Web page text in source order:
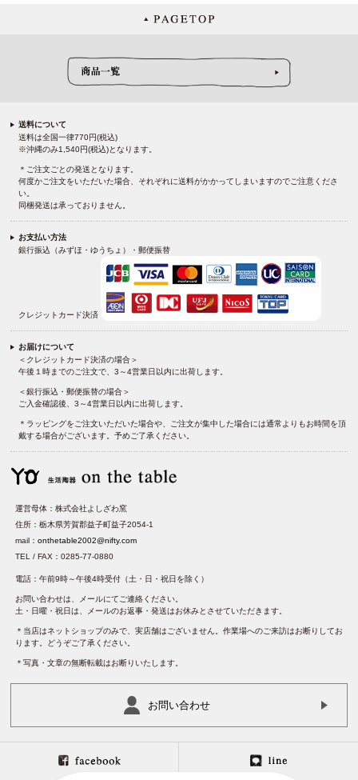
送料について
送料は全国一律770円(税込)
※沖縄のみ1,540円(税込)となります。
＊ご注文ごとの発送となります。
何度かご注文をいただいた場合、それぞれに送料がかかってしまいますのでご注意くださ
い。
同梱発送は承っておりません。
お支払い方法
銀行振込（みずほ・ゆうちょ）・郵便振替
クレジットカード決済
お届けについて
＜クレジットカード決済の場合＞
午後１時までのご注文で、3～4営業日以内に出荷します。
＜銀行振込・郵便振替の場合＞
ご入金確認後、3～4営業日以内に出荷します。
＊ラッピングをご注文いただいた場合や、ご注文が集中した場合には通常よりもお時間を頂
戴する場合がございます。予めご了承ください。
運営母体：株式会社よしざわ窯
住所：栃木県芳賀郡益子町益子2054-1
mail：onthetable2002@nifty.com
TEL / FAX：0285-77-0880
電話：午前9時～午後4時受付（土・日・祝日を除く）
お問い合わせは、メールにてご連絡ください。
土・日曜・祝日は、メールのお返事・発送はお休みとさせていただきます。
＊当店はネットショップのみで、実店舗はございません。作業場へのご来訪はお断りしてお
ります。どうぞご了承ください。
＊写真・文章の無断転載はお断りいたします。
お問い合わせ